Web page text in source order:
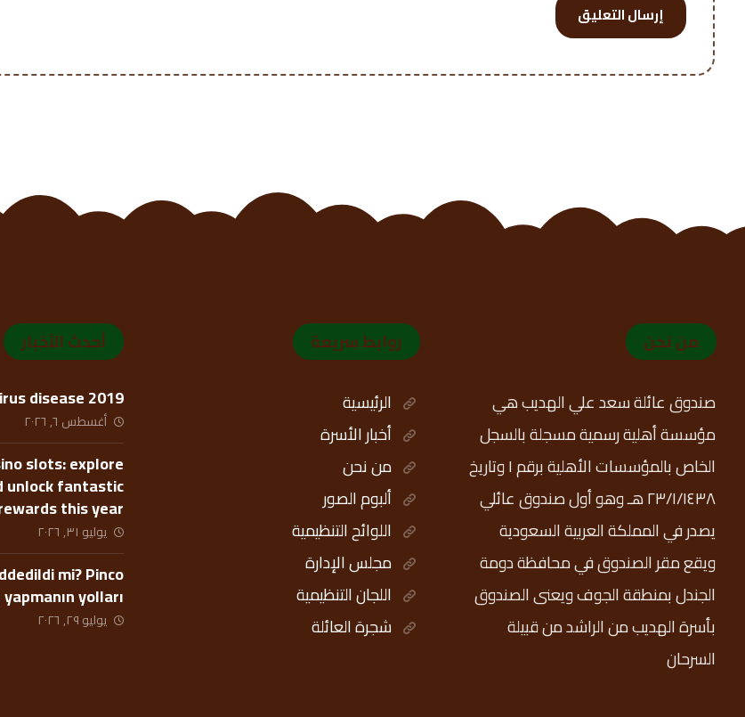
إرسال التعليق
من نحن
صندوق عائلة سعد علي الهديب هي
مؤسسة أهلية رسمية مسجلة بالسجل
الخاص بالمؤسسات الأهلية برقم ١ وتاريخ
٢٣/١/١٤٣٨ هـ وهو أول صندوق عائلي
يصدر في المملكة العربية السعودية
ويقع مقر الصندوق في محافظة دومة
الجندل بمنطقة الجوف ويعنى الصندوق
بأسرة الهديب من الراشد من قبيلة
السرحان
روابط سريعة
الرئيسية
أخبار الأسرة
من نحن
ألبوم الصور
اللوائح التنظيمية
مجلس الإدارة
اللجان التنظيمية
شجرة العائلة
أحدث الأخبار
disease 2019
أغسطس ٦, ٢٠٢٦
slots: explore
fantastic
this year
يوليو ٣١, ٢٠٢٦
mi? Pinco
yolları
يوليو ٢٩, ٢٠٢٦